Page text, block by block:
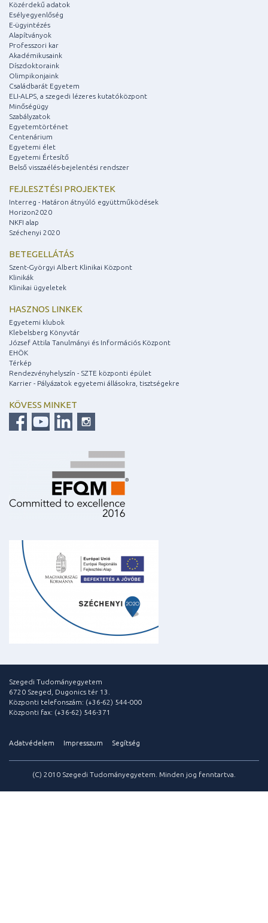
Közérdekű adatok
Esélyegyenlőség
E-ügyintézés
Alapítványok
Professzori kar
Akadémikusaink
Díszdoktoraink
Olimpikonjaink
Családbarát Egyetem
ELI-ALPS, a szegedi lézeres kutatóközpont
Minőségügy
Szabályzatok
Egyetemtörténet
Centenárium
Egyetemi élet
Egyetemi Értesítő
Belső visszaélés-bejelentési rendszer
FEJLESZTÉSI PROJEKTEK
Interreg - Határon átnyúló együttműködések
Horizon2020
NKFI alap
Széchenyi 2020
BETEGELLÁTÁS
Szent-Györgyi Albert Klinikai Központ
Klinikák
Klinikai ügyeletek
HASZNOS LINKEK
Egyetemi klubok
Klebelsberg Könyvtár
József Attila Tanulmányi és Információs Központ
EHÖK
Térkép
Rendezvényhelyszín - SZTE központi épület
Karrier - Pályázatok egyetemi állásokra, tisztségekre
KÖVESS MINKET
Szegedi Tudományegyetem
6720 Szeged, Dugonics tér 13.
Központi telefonszám: (+36-62) 544-000
Központi fax: (+36-62) 546-371
Adatvédelem Impresszum Segítség
(C) 2010 Szegedi Tudományegyetem. Minden jog fenntartva.